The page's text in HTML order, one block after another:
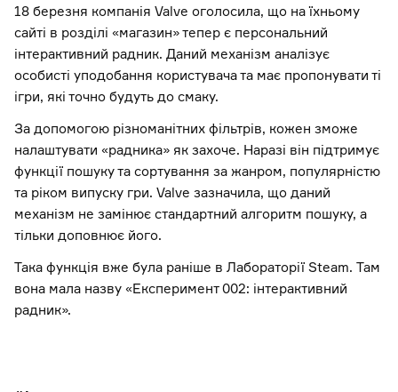
18 березня компанія Valve оголосила, що на їхньому
сайті в розділі «магазин» тепер є персональний
інтерактивний радник. Даний механізм аналізує
особисті уподобання користувача та має пропонувати ті
ігри, які точно будуть до смаку.
За допомогою різноманітних фільтрів, кожен зможе
налаштувати «радника» як захоче. Наразі він підтримує
функції пошуку та сортування за жанром, популярністю
та ріком випуску гри. Valve зазначила, що даний
механізм не замінює стандартний алгоритм пошуку, а
тільки доповнює його.
Така функція вже була раніше в Лабораторії Steam. Там
вона мала назву «Експеримент 002: інтерактивний
радник».